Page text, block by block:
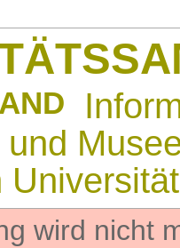
wird nicht